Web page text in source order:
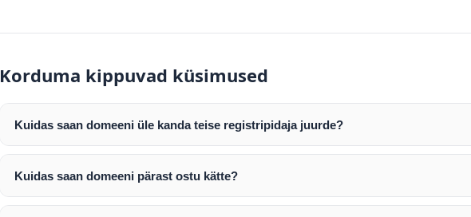
Korduma kippuvad küsimused
Kuidas saan domeeni üle kanda teise registripidaja juurde?
Pärast makse laekumist edastame teile domeeni AUTH (EPP) koodi. Selle abil saate
enda valitud registripidaja juurde.
Domeeni ülekandmine toimub registripidajate vahelise protsessina ning võib võtta
Kuidas saan domeeni pärast ostu kätte?
Pärast ostu vormistamist väljastame arve. Maksekinnituse järel edastame teile